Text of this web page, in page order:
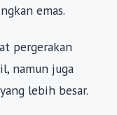
emas.
pergerakan
namun juga
lebih besar.